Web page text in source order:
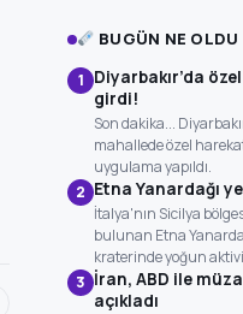
BUGÜN NE OLDU
1 Diyarbakır’da
girdi!
Son dakika...
mahallede özel
uygulama yapıldı.
2 Etna Yanardağı
İtalya'nın Sicilya
bulunan Etna
kraterinde yoğun
3 İran, ABD ile
açıkladı